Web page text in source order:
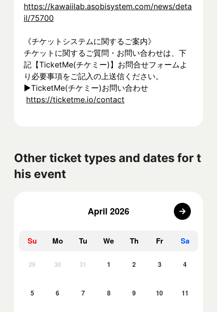
https://kawaiilab.asobisystem.com/news/deta
il/75700
《チケットシステムに関するご案内》
チケットに関するご質問・お問い合わせは、下
記【TicketMe(チケミー)】お問合せフォームよ
り必要事項をご記入の上送信ください。
▶︎TicketMe(チケミー)お問い合わせ
https://ticketme.io/contact
Other ticket types and dates for t
his event
April 2026
Su Mo Tu We Th Fr Sa
29 30 31 1 2 3 4
5 6 7 8 9 10 11